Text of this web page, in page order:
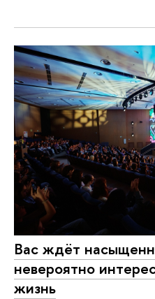
Вас ждёт
невероятно
жизнь